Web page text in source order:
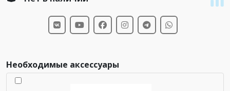
Необходимые аксессуары